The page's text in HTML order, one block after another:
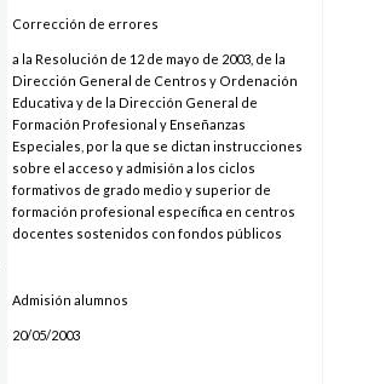
Corrección de errores
a la Resolución de 12 de mayo de 2003, de la
Dirección General de Centros y Ordenación
Educativa y de la Dirección General de
Formación Profesional y Enseñanzas
Especiales, por la que se dictan instrucciones
sobre el acceso y admisión a los ciclos
formativos de grado medio y superior de
formación profesional específica en centros
docentes sostenidos con fondos públicos
Admisión alumnos
20/05/2003